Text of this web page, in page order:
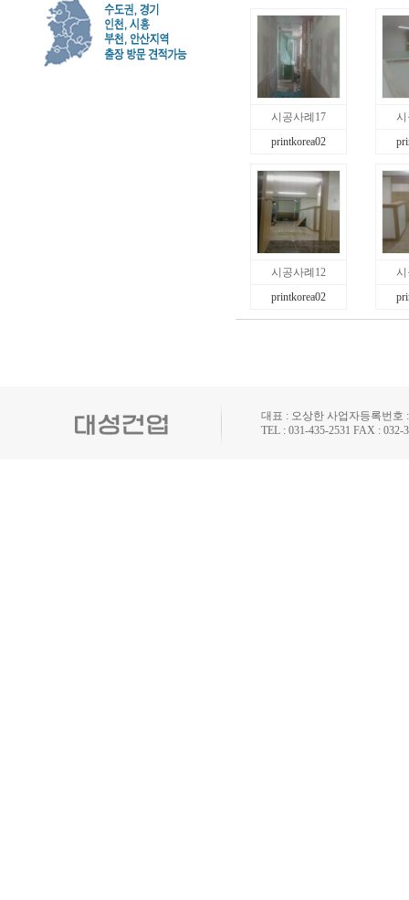
시공사례17
printkorea02
시
시공사례12
printkorea02
시
대표 : 오상한 사업자등록번호
TEL : 031-435-2531 FAX : 032-